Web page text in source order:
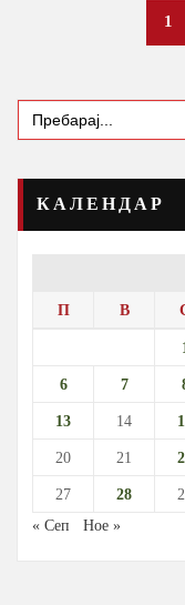
1
Search
for:
КАЛЕНДАР
П В
6 7
13 14
20 21
27 28
« Сеп
Ное »